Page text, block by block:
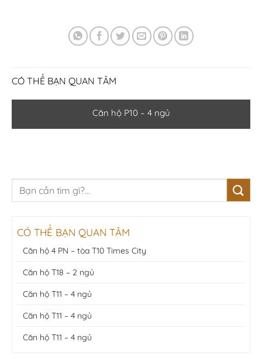
CÓ THỂ BẠN QUAN TÂM
Căn hộ P10 – 4 ngủ
CÓ THỂ BẠN QUAN TÂM
Căn hộ 4 PN – tòa T10 Times City
Căn hộ T18 – 2 ngủ
Căn hộ T11 – 4 ngủ
Căn hộ T11 – 4 ngủ
Căn hộ T11 – 4 ngủ